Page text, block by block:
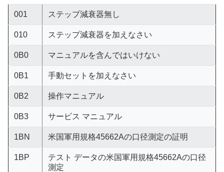
001 ステップ減衰器無し
010 ステップ減衰器を加えなさい
0B0 マニュアルを含んではいけない
0B1 手動セットを加えなさい
0B2 操作マニュアル
0B3 サービス マニュアル
1BN 米国軍用規格45662Aの口径測定の証明
1BP
テスト データの米国軍用規格45662Aの口径
測定